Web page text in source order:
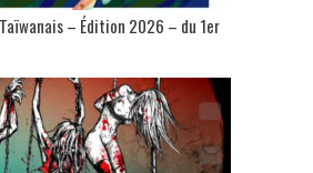
– Édition 2026 – du 1er